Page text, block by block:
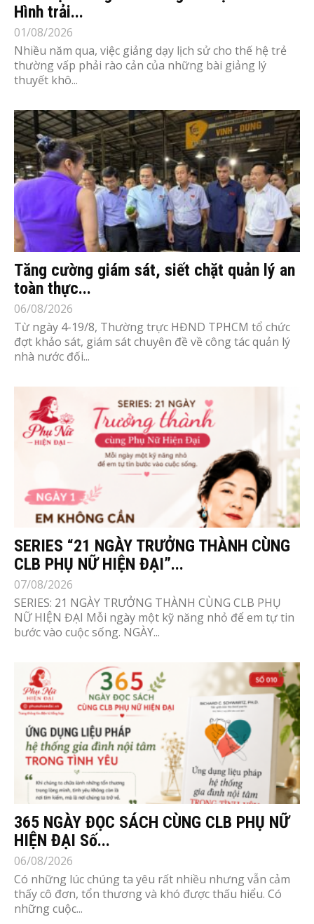
Hình trải...
01/08/2026
Nhiều năm qua, việc giảng dạy lịch sử cho thế hệ trẻ
thường vấp phải rào cản của những bài giảng lý
thuyết khô...
Tăng cường giám sát, siết chặt quản lý an
toàn thực...
06/08/2026
Từ ngày 4-19/8, Thường trực HĐND TPHCM tổ chức
đợt khảo sát, giám sát chuyên đề về công tác quản lý
nhà nước đối...
SERIES “21 NGÀY TRƯỞNG THÀNH CÙNG
CLB PHỤ NỮ HIỆN ĐẠI”...
07/08/2026
SERIES: 21 NGÀY TRƯỞNG THÀNH CÙNG CLB PHỤ
NỮ HIỆN ĐẠI Mỗi ngày một kỹ năng nhỏ để em tự tin
bước vào cuộc sống. NGÀY...
365 NGÀY ĐỌC SÁCH CÙNG CLB PHỤ NỮ
HIỆN ĐẠI Số...
06/08/2026
Có những lúc chúng ta yêu rất nhiều nhưng vẫn cảm
thấy cô đơn, tổn thương và khó được thấu hiểu. Có
những cuộc...